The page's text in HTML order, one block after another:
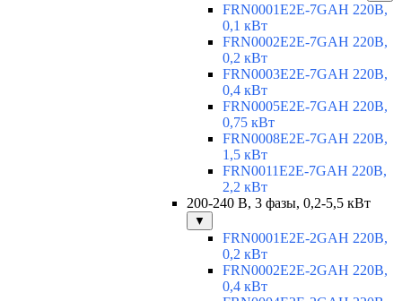
FRN0001E2E-7GAH 220В,
0,1 кВт
FRN0002E2E-7GAH 220В,
0,2 кВт
FRN0003E2E-7GAH 220В,
0,4 кВт
FRN0005E2E-7GAH 220В,
0,75 кВт
FRN0008E2E-7GAH 220В,
1,5 кВт
FRN0011E2E-7GAH 220В,
2,2 кВт
200-240 В, 3 фазы, 0,2-5,5 кВт
▼
FRN0001E2E-2GAH 220В,
0,2 кВт
FRN0002E2E-2GAH 220В,
0,4 кВт